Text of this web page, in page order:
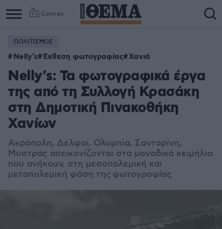
Games
Column
1
Column
2
ΠΟΛΙΤΙΣΜΟΣ
Nelly’s Έκθεση φωτογραφίας Χανιά
Nelly's: Τα φωτογραφικά έργα
της από τη Συλλογή Κρασάκη
στη Δημοτική Πινακοθήκη
Χανίων
Ακρόπολη, Δελφοί, Ολυμπία, Σαντορίνη,
Μυστράς απεικονίζονται στα μοναδικά κειμήλια
που ανήκουν, στη μεσοπολεμική και
μεταπολεμική φάση της φωτογραφίας